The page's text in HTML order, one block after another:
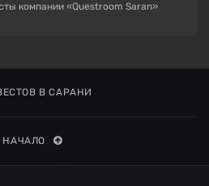
компании «Questroom Saran»
В САРАНИ
НАЧАЛО